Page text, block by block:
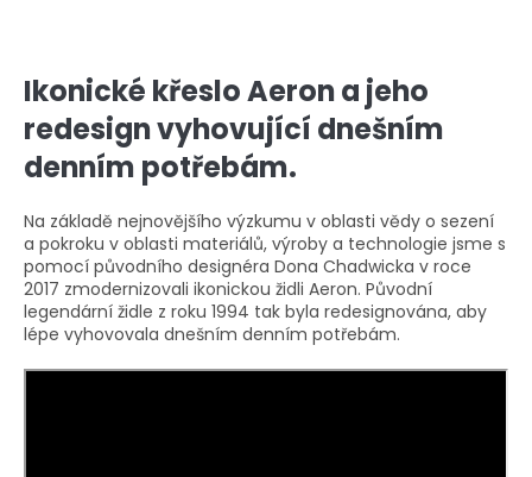
Ikonické křeslo Aeron a jeho
redesign vyhovující dnešním
denním potřebám.
Na základě nejnovějšího výzkumu v oblasti vědy o sezení
a pokroku v oblasti materiálů, výroby a technologie jsme s
pomocí původního designéra Dona Chadwicka v roce
2017 zmodernizovali ikonickou židli Aeron. Původní
legendární židle z roku 1994 tak byla redesignována, aby
lépe vyhovovala dnešním denním potřebám.